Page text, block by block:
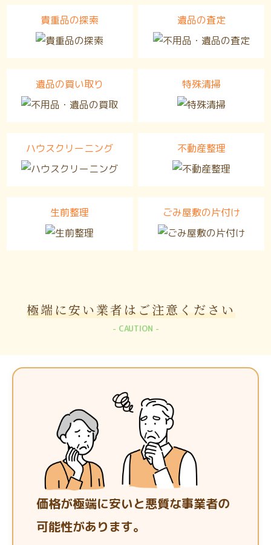
貴重品の探索 遺品の査定
遺品の買い取り 特殊清掃
ハウスクリーニング 不動産整理
生前整理 ごみ屋敷の片付け
極端に安い業者は ご注意ください
CAUTION
価格が極端に安いと悪質な事業者の
可能性があります。